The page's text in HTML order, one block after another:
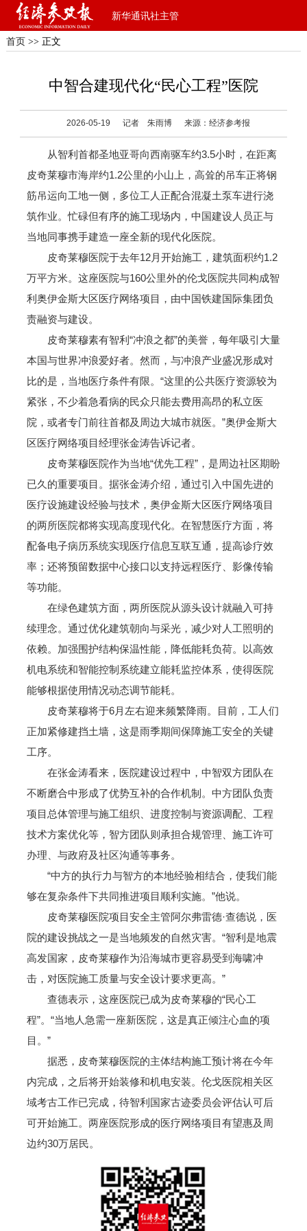
新华通讯社主管
首页 >> 正文
中智合建现代化“民心工程”医院
2026-05-19 记者 朱雨博 来源：经济参考报
从智利首都圣地亚哥向西南驱车约3.5小时，在距离
皮奇莱穆市海岸约1.2公里的小山上，高耸的吊车正将钢
筋吊运向工地一侧，多位工人正配合混凝土泵车进行浇
筑作业。忙碌但有序的施工现场内，中国建设人员正与
当地同事携手建造一座全新的现代化医院。
皮奇莱穆医院于去年12月开始施工，建筑面积约1.2
万平方米。这座医院与160公里外的伦戈医院共同构成智
利奥伊金斯大区医疗网络项目，由中国铁建国际集团负
责融资与建设。
皮奇莱穆素有智利“冲浪之都”的美誉，每年吸引大量
本国与世界冲浪爱好者。然而，与冲浪产业盛况形成对
比的是，当地医疗条件有限。“这里的公共医疗资源较为
紧张，不少着急看病的民众只能去费用高昂的私立医
院，或者专门前往首都及周边大城市就医。”奥伊金斯大
区医疗网络项目经理张金涛告诉记者。
皮奇莱穆医院作为当地“优先工程”，是周边社区期盼
已久的重要项目。据张金涛介绍，通过引入中国先进的
医疗设施建设经验与技术，奥伊金斯大区医疗网络项目
的两所医院都将实现高度现代化。在智慧医疗方面，将
配备电子病历系统实现医疗信息互联互通，提高诊疗效
率；还将预留数据中心接口以支持远程医疗、影像传输
等功能。
在绿色建筑方面，两所医院从源头设计就融入可持
续理念。通过优化建筑朝向与采光，减少对人工照明的
依赖。加强围护结构保温性能，降低能耗负荷。以高效
机电系统和智能控制系统建立能耗监控体系，使得医院
能够根据使用情况动态调节能耗。
皮奇莱穆将于6月左右迎来频繁降雨。目前，工人们
正加紧修建挡土墙，这是雨季期间保障施工安全的关键
工序。
在张金涛看来，医院建设过程中，中智双方团队在
不断磨合中形成了优势互补的合作机制。中方团队负责
项目总体管理与施工组织、进度控制与资源调配、工程
技术方案优化等，智方团队则承担合规管理、施工许可
办理、与政府及社区沟通等事务。
“中方的执行力与智方的本地经验相结合，使我们能
够在复杂条件下共同推进项目顺利实施。”他说。
皮奇莱穆医院项目安全主管阿尔弗雷德·查德说，医
院的建设挑战之一是当地频发的自然灾害。“智利是地震
高发国家，皮奇莱穆作为沿海城市更容易受到海啸冲
击，对医院施工质量与安全设计要求更高。”
查德表示，这座医院已成为皮奇莱穆的“民心工
程”。“当地人急需一座新医院，这是真正倾注心血的项
目。”
据悉，皮奇莱穆医院的主体结构施工预计将在今年
内完成，之后将开始装修和机电安装。伦戈医院相关区
域考古工作已完成，待智利国家古迹委员会评估认可后
可开始施工。两座医院形成的医疗网络项目有望惠及周
边约30万居民。